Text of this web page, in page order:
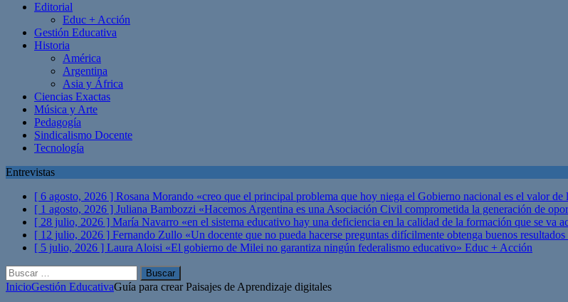
Editorial
Educ + Acción
Gestión Educativa
Historia
América
Argentina
Asia y África
Ciencias Exactas
Música y Arte
Pedagogía
Sindicalismo Docente
Tecnología
Entrevistas
[ 6 agosto, 2026 ] Rosana Morando «creo que el principal problema que hoy niega el Gobierno nacional es el valor
[ 1 agosto, 2026 ] Juliana Bambozzi «Hacemos Argentina es una Asociación Civil comprometida la generación de
[ 28 julio, 2026 ] María Navarro «en el sistema educativo hay una deficiencia en la calidad de la formación que se va
[ 12 julio, 2026 ] Fernando Zullo «Un docente que no pueda hacerse preguntas difícilmente obtenga buenos
[ 5 julio, 2026 ] Laura Aloisi «El gobierno de Milei no garantiza ningún federalismo educativo» Educ + Acción
Buscar:
InicioGestión EducativaGuía para crear Paisajes de Aprendizaje digitales